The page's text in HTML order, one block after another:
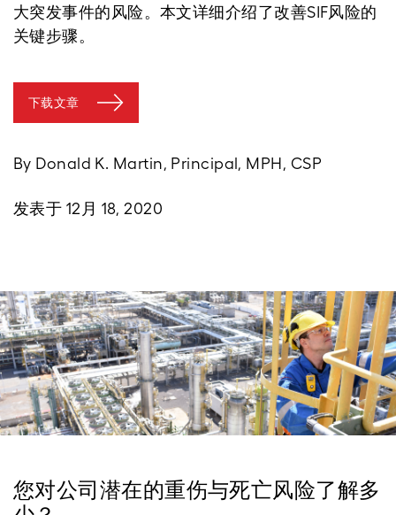
大突发事件的风险。本文详细介绍了改善SIF风险的
关键步骤。
下载文章
By Donald K. Martin, Principal, MPH, CSP
发表于 12月 18, 2020
您对公司潜在的重伤与死亡风险了解多